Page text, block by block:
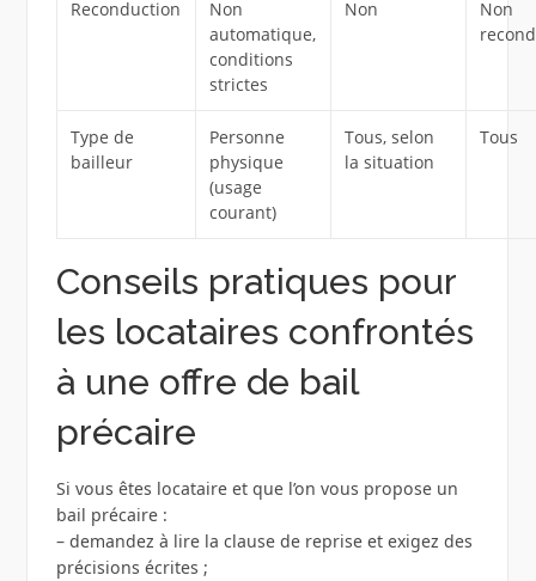
Reconduction
Non
automatique,
conditions
strictes
Non
Non
Type de
bailleur
Personne
physique
(usage
courant)
Tous, selon
la situation
Tous
Conseils pratiques pour
les locataires confrontés
à une offre de bail
précaire
Si vous êtes locataire et que l’on vous propose un
bail précaire :
– demandez à lire la clause de reprise et exigez des
précisions écrites ;